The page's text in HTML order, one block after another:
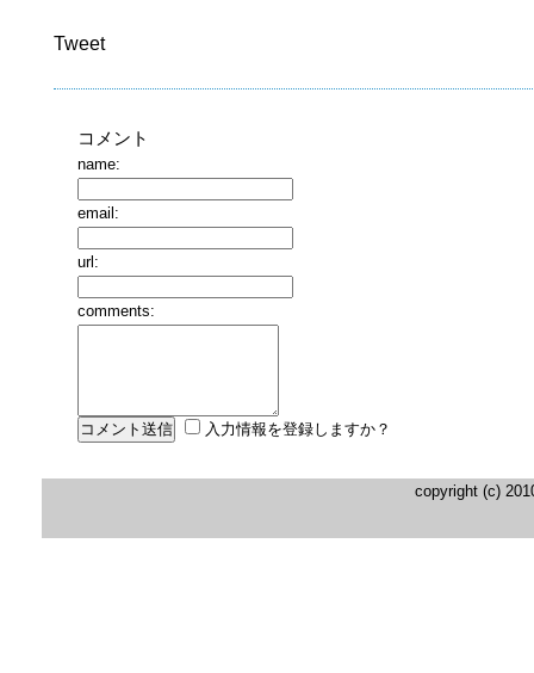
Tweet
コメント
name:
email:
url:
comments:
入力情報を登録しますか？
copyright (c)